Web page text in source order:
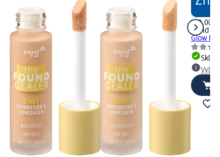
149,00
trend !t
Glow